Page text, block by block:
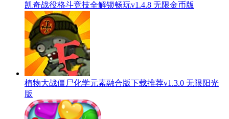
凯奇战役格斗竞技全解锁畅玩v1.4.8 无限金币版
植物大战僵尸化学元素融合版下载推荐v1.3.0 无限阳光
版